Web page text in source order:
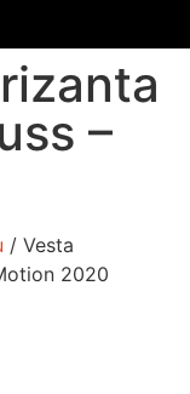
–
/ Vesta
2020